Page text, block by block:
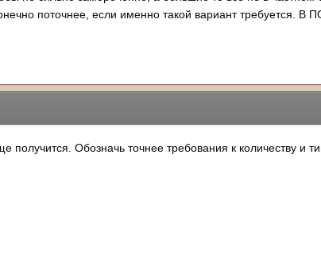
поточнее, если именно такой вариант требуется. В
получится. Обозначь точнее требования к количеству и